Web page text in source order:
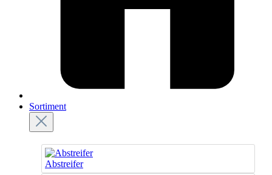
Sortiment
Abstreifer